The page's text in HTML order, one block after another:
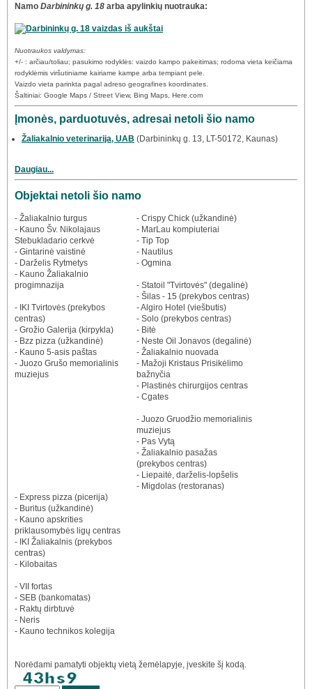
Namo Darbininkų g. 18 arba apylinkių nuotrauka:
Nuotraukos valdymas:
+/- : arčiau/toliau; pasukimo rodyklės: vaizdo kampo pakeitimas; rodoma vieta keičiama
rodyklėmis viršutiniame kairiame kampe arba tempiant pele.
Vaizdo vieta parinkta pagal adreso geografines koordinates.
Šaltiniai: Google Maps / Street View, Bing Maps, Here.com
Įmonės, parduotuvės, adresai netoli šio namo
Žaliakalnio veterinarija, UAB (Darbininkų g. 13, LT-50172, Kaunas)
Daugiau...
Objektai netoli šio namo
- Žaliakalnio turgus
- Kauno Šv. Nikolajaus
Stebukladario cerkvė
- Gintarinė vaistinė
- Darželis Rytmetys
- Kauno Žaliakalnio
progimnazija
- IKI Tvirtovės (prekybos
centras)
- Grožio Galerija (kirpykla)
- Bzz pizza (užkandinė)
- Kauno 5-asis paštas
- Juozo Grušo memorialinis
muziejus
- Crispy Chick (užkandinė)
- MarLau kompiuteriai
- Tip Top
- Nautilus
- Ogmina
- Statoil "Tvirtovės" (degalinė)
- Šilas - 15 (prekybos centras)
- Algiro Hotel (viešbutis)
- Solo (prekybos centras)
- Bitė
- Neste Oil Jonavos (degalinė)
- Žaliakalnio nuovada
- Mažoji Kristaus Prisikėlimo
bažnyčia
- Plastinės chirurgijos centras
- Cgates
- Juozo Gruodžio memorialinis
muziejus
- Pas Vytą
- Žaliakalnio pasažas
(prekybos centras)
- Liepaitė, darželis-lopšelis
- Migdolas (restoranas)
- Express pizza (picerija)
- Buritus (užkandinė)
- Kauno apskrities
priklausomybės ligų centras
- IKI Žaliakalnis (prekybos
centras)
- Kilobaitas
- VII fortas
- SEB (bankomatas)
- Raktų dirbtuvė
- Neris
- Kauno technikos kolegija
Norėdami pamatyti objektų vietą žemėlapyje, įveskite šį kodą.